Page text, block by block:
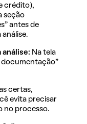
crédito),
seção
antes de
análise: Na tela
documentação”
certas,
evita precisar
no processo.